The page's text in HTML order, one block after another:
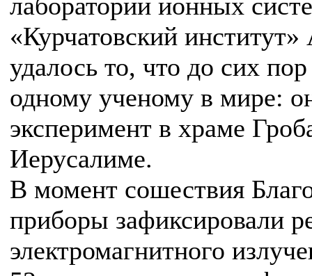
«Курчатовский
удалось то, что до сих
одному ученому в мире:
эксперимент в храме
Иерусалиме.
В момент сошествия
приборы зафиксировали
электромагнитного